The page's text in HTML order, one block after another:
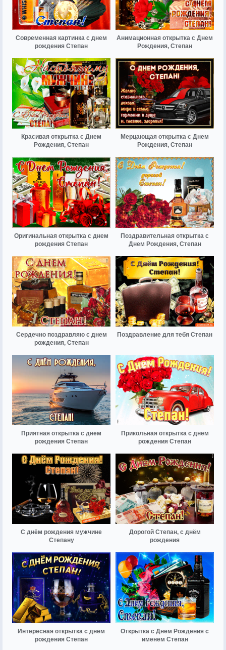
Современная картинка с днем
рождения Степан
Анимационная открытка с Днем
Рождения, Степан
Красивая открытка с Днем
Рождения, Степан
Мерцающая открытка с Днем
Рождения, Степан
Оригинальная открытка с днем
рождения Степан
Поздравительная открытка с
Днем Рождения, Степан
Сердечно поздравляю с днем
рождения, Степан
Поздравление для тебя Степан
Приятная открытка с днем
рождения Степан
Прикольная открытка с днем
рождения Степан
С днём рождения мужчине
Степану
Дорогой Степан, с днём
рождения
Интересная открытка с днем
рождения Степан
Открытка с Днем Рождения с
именем Степан